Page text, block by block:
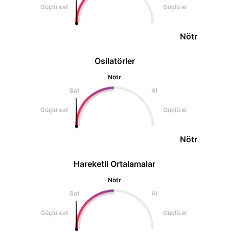
Osilatörler
Nötr
Sat
Al
Güçlü sat Güçlü al
Nötr
Güçlü sat Güçlü al
Nötr
Hareketli Ortalamalar
Nötr
Sat
Al
Güçlü sat Güçlü al